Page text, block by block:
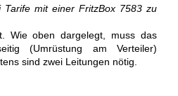
mit einer FritzBox 7583 zu
Wie oben dargelegt, muss das
(Umrüstung am Verteiler)
sind zwei Leitungen nötig.